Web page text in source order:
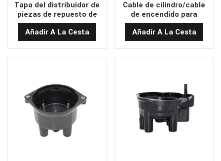
Tapa del distribuidor de
piezas de repuesto de
montacargas
Añadir A La Cesta
Cable de cilindro/cable
de encendido para
repuestos de
montacargas
Añadir A La Cesta